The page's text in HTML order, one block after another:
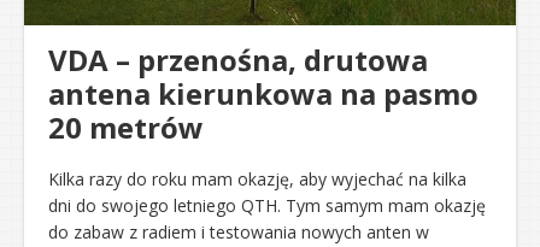
VDA – przenośna, drutowa
antena kierunkowa na pasmo
20 metrów
Kilka razy do roku mam okazję, aby wyjechać na kilka
dni do swojego letniego QTH. Tym samym mam okazję
do zabaw z radiem i testowania nowych anten w